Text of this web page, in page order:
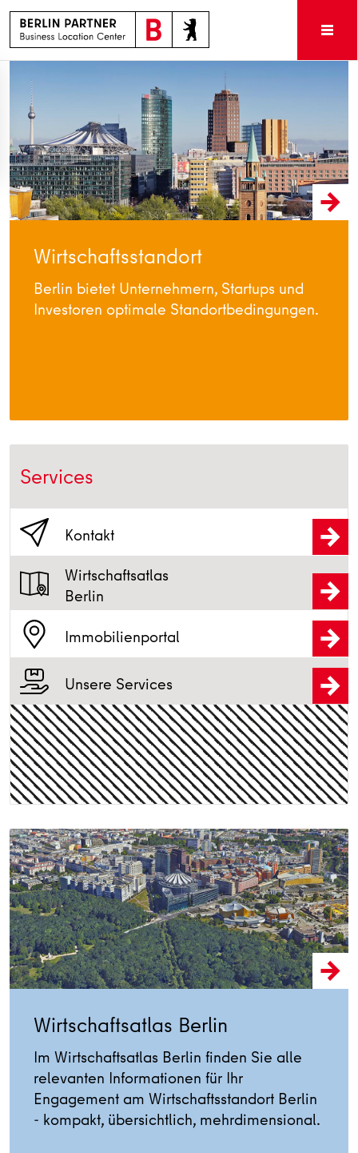
Wirtschaftsstandort
Berlin bietet Unternehmern, Startups und
Investoren optimale Standortbedingungen.
Services
Kontakt
Wirtschaftsatlas
Berlin
Immobilienportal
Unsere Services
Wirtschaftsatlas Berlin
Im Wirtschaftsatlas Berlin finden Sie alle
relevanten Informationen für Ihr
Engagement am Wirtschaftsstandort Berlin
- kompakt, übersichtlich, mehrdimensional.